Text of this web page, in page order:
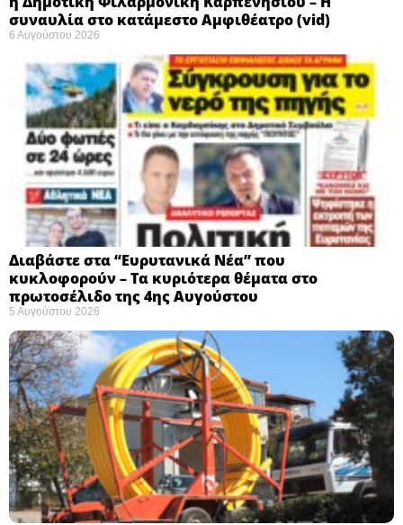
συναυλία στο κατάμεστο Αμφιθέατρο (vid)
6 Αυγούστου 2026
Διαβάστε στα “Ευρυτανικά Νέα” που
κυκλοφορούν – Τα κυριότερα θέματα στο
πρωτοσέλιδο της 4ης Αυγούστου
5 Αυγούστου 2026